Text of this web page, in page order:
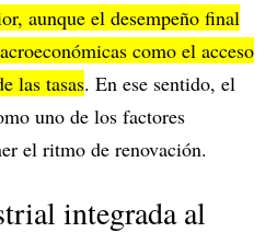
aunque el desempeño final
como el acceso
las tasas. En ese sentido, el
uno de los factores
el ritmo de renovación.
integrada al